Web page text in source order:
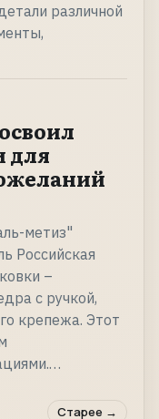
различной
для
метиз"
Российская
–
с ручкой,
крепежа. Этот
Старее →